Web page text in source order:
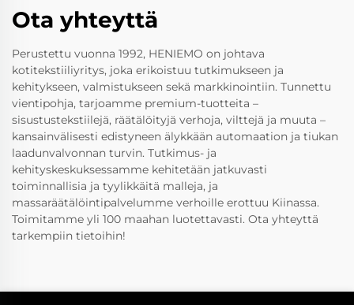
Ota yhteyttä
Perustettu vuonna 1992, HENIEMO on johtava
kotitekstiiliyritys, joka erikoistuu tutkimukseen ja
kehitykseen, valmistukseen sekä markkinointiin. Tunnettu
vientipohja, tarjoamme premium-tuotteita –
sisustustekstiilejä, räätälöityjä verhoja, vilttejä ja muuta –
kansainvälisesti edistyneen älykkään automaation ja tiukan
laadunvalvonnan turvin. Tutkimus- ja
kehityskeskuksessamme kehitetään jatkuvasti
toiminnallisia ja tyylikkäitä malleja, ja
massaräätälöintipalvelumme verhoille erottuu Kiinassa.
Toimitamme yli 100 maahan luotettavasti. Ota yhteyttä
tarkempiin tietoihin!